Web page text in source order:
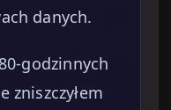
danych.
godzinnych
zniszczyłem